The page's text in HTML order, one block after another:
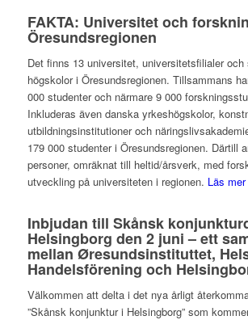
FAKTA: Universitet och
Öresundsregionen
Det finns 13 universitet, universitetsfilialer och
högskolor i Öresundsregionen. Tillsammans
000 studenter och närmare 9 000
Inkluderas även danska yrkeshögskolor,
utbildningsinstitutioner och
179 000 studenter i Öresundsregionen. Därtill
personer, omräknat till heltid/årsverk, med
utveckling på universiteten i regionen. Läs
Inbjudan till Skånsk
Helsingborg den 2 juni – ett
mellan Øresundsinstituttet,
Handelsförening och
Välkommen att delta i det nya årligt
”Skånsk konjunktur i Helsingborg” som